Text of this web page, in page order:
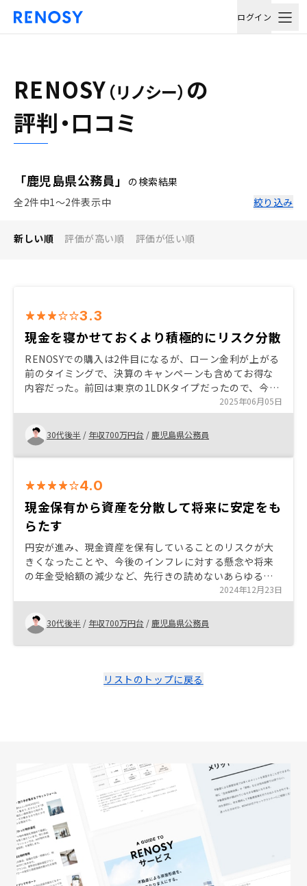
ログイン
RENOSY （リノシー） の
評判・口コミ
「鹿児島県公務員」
の検索結果
全2件中1〜2件表示中
絞り込み
新しい順 評価が高い順 評価が低い順
3.3
現金を寝かせておくより積極的にリスク分散
RENOSYでの購入は2件目になるが、ローン金利が上がる
前のタイミングで、決算のキャンペーンも含めてお得な
内容だった。前回は東京の1LDKタイプだったので、今回
は京都の1DKと、違う物件で、よりリスクを分散したい
と考えた。京都は街の景観を損なわないよう、高いマン
ションを建てられないので、需要と供給の面からもいい
物件だと感じた。 決算前ということもあり、自分自身も
仕事が忙しい時期だったが、すごく急かされた印象があ
と考えていると、そうではなかったので、そこへの疑問
が残った。
2025年06月05日
30代後半 / 年収700万円台 / 鹿児島県公務員
4.0
現金保有から資産を分散して将来に安定をも
らたす
円安が進み、現金資産を保有していることのリスクが大
きくなったことや、今後のインフレに対する懸念や将来
の年金受給額の減少など、先行きの読めないあらゆるこ
とに対する対策をとりたいと思い、話を聞きました。聞
いていくと、AIを活用した無駄を省く経営努力や、物件
選定について分かり、これなら大きく失敗しないであろ
うと考え、購入を決めました。 将来自分が住むために購
入しているわけではないので、出口の部分（何年後いく
ンができると、より具体的に考えられたり、2件目の検討
2024年12月23日
30代後半 / 年収700万円台 / 鹿児島県公務員
リストのトップに戻る